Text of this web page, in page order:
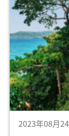
2023年08月24